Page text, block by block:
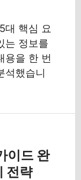
대 핵심 요
는 정보를
용을 한 번
석했습니
이드 완
전략